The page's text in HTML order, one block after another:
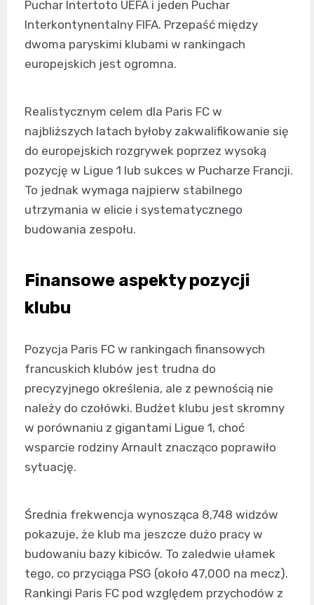
Puchar Intertoto UEFA i jeden Puchar
Interkontynentalny FIFA. Przepaść między
dwoma paryskimi klubami w rankingach
europejskich jest ogromna.
Realistycznym celem dla Paris FC w
najbliższych latach byłoby zakwalifikowanie się
do europejskich rozgrywek poprzez wysoką
pozycję w Ligue 1 lub sukces w Pucharze Francji.
To jednak wymaga najpierw stabilnego
utrzymania w elicie i systematycznego
budowania zespołu.
Finansowe aspekty pozycji
klubu
Pozycja Paris FC w rankingach finansowych
francuskich klubów jest trudna do
precyzyjnego określenia, ale z pewnością nie
należy do czołówki. Budżet klubu jest skromny
w porównaniu z gigantami Ligue 1, choć
wsparcie rodziny Arnault znacząco poprawiło
sytuację.
Średnia frekwencja wynosząca 8,748 widzów
pokazuje, że klub ma jeszcze dużo pracy w
budowaniu bazy kibiców. To zaledwie ułamek
tego, co przyciąga PSG (około 47,000 na mecz).
Rankingi Paris FC pod względem przychodów z